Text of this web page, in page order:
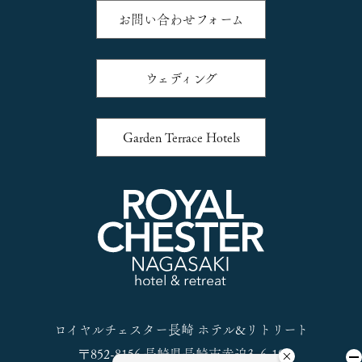
お問い合わせフォーム
ウェディング
Garden Terrace Hotels
ロイヤルチェスター長崎 ホテル&リトリート
〒852-8156 長崎県長崎市赤迫3–6-10